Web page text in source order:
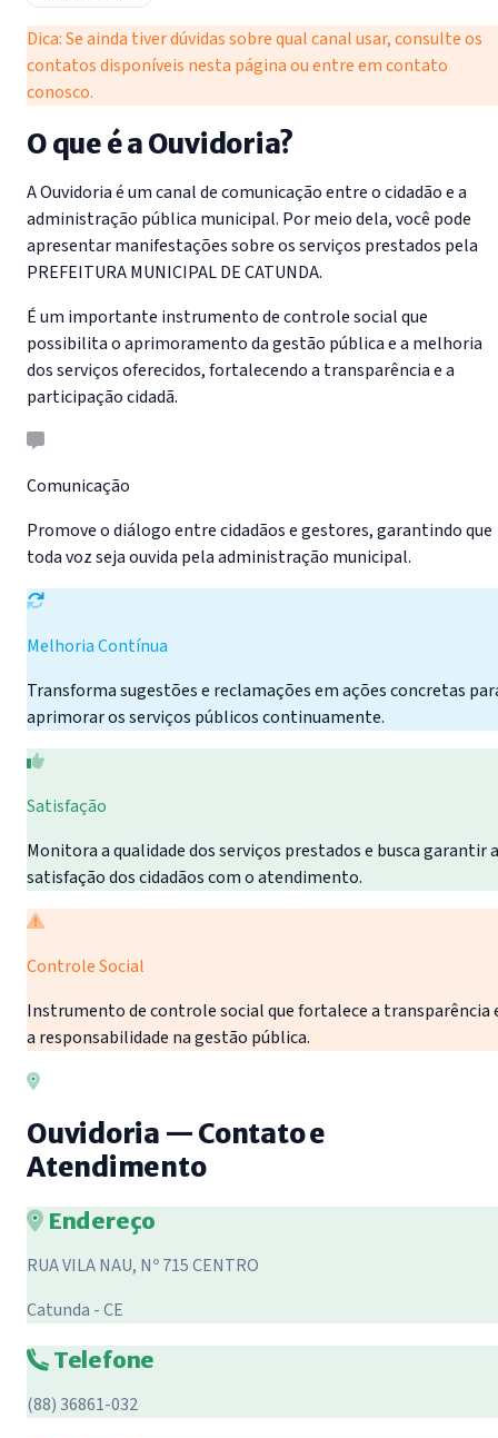
Dica:Se ainda tiver dúvidas sobre qual canal usar, consulte os
contatos disponíveis nesta página ou entre em contato
conosco.
O que é a Ouvidoria?
A Ouvidoria é um canal de comunicação entre o cidadão e a
administração pública municipal. Por meio dela, você pode
apresentar manifestações sobre os serviços prestados pela
PREFEITURA MUNICIPAL DE CATUNDA.
É um importante instrumento de controle social que
possibilita o aprimoramento da gestão pública e a melhoria
dos serviços oferecidos, fortalecendo a transparência e a
participação cidadã.
Comunicação
Promove o diálogo entre cidadãos e gestores, garantindo que
toda voz seja ouvida pela administração municipal.
Melhoria Contínua
Transforma sugestões e reclamações em ações concretas
aprimorar os serviços públicos continuamente.
Satisfação
Monitora a qualidade dos serviços prestados e busca garantir a
satisfação dos cidadãos com o atendimento.
Controle Social
Instrumento de controle social que fortalece a transparência
a responsabilidade na gestão pública.
Ouvidoria — Contato e
Atendimento
Endereço
RUA VILA NAU, Nº 715 CENTRO
Catunda - CE
Telefone
(88) 36861-032